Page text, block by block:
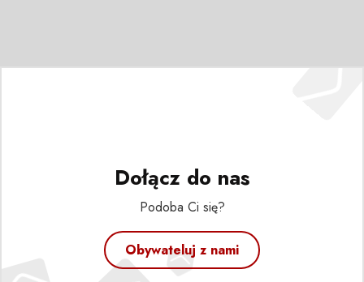
Dołącz do nas
Podoba Ci się?
Obywateluj z nami